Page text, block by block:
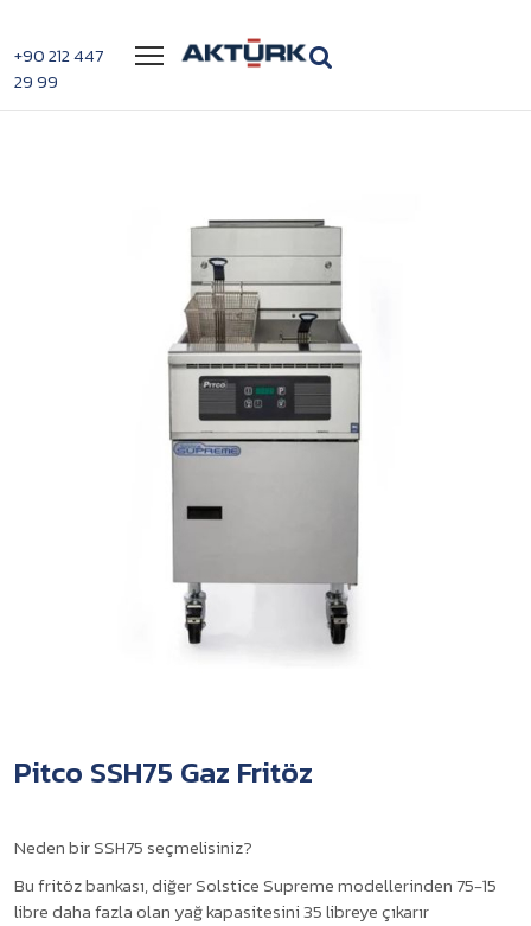
+90 212 447
29 99
Menü
Pitco SSH75 Gaz Fritöz
Neden bir SSH75 seçmelisiniz?
Bu fritöz bankası, diğer Solstice Supreme modellerinden 75-15
libre daha fazla olan yağ kapasitesini 35 libreye çıkarır